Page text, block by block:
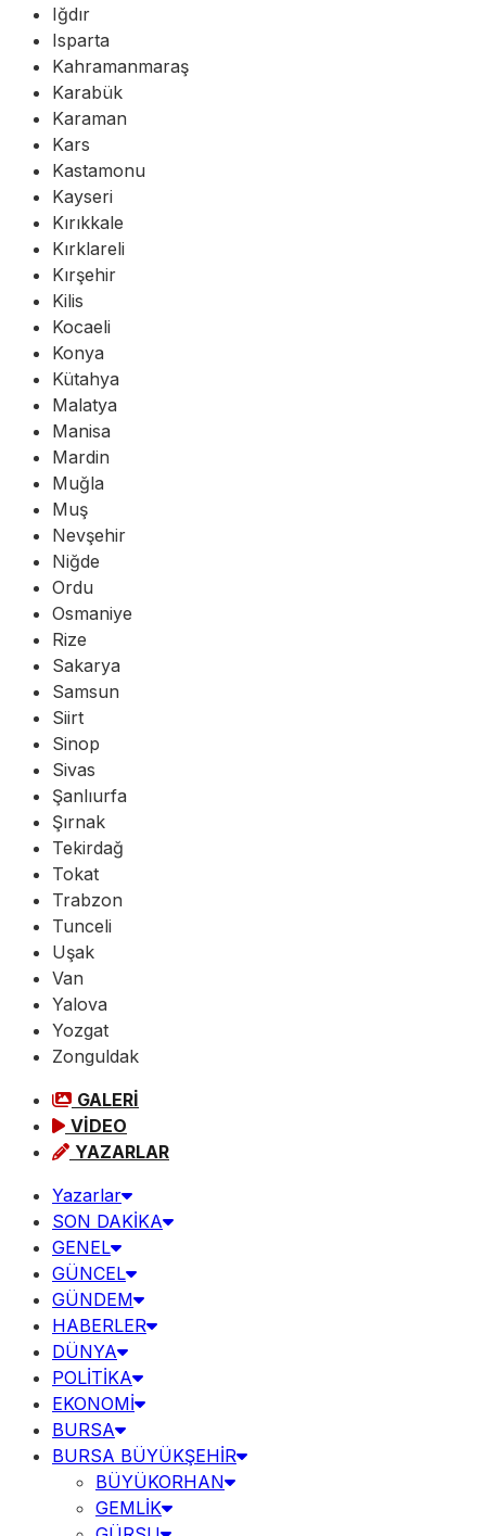
Iğdır
Isparta
Kahramanmaraş
Karabük
Karaman
Kars
Kastamonu
Kayseri
Kırıkkale
Kırklareli
Kırşehir
Kilis
Kocaeli
Konya
Kütahya
Malatya
Manisa
Mardin
Muğla
Muş
Nevşehir
Niğde
Ordu
Osmaniye
Rize
Sakarya
Samsun
Siirt
Sinop
Sivas
Şanlıurfa
Şırnak
Tekirdağ
Tokat
Trabzon
Tunceli
Uşak
Van
Yalova
Yozgat
Zonguldak
GALERİ
VİDEO
YAZARLAR
Yazarlar
SON DAKİKA
GENEL
GÜNCEL
GÜNDEM
HABERLER
DÜNYA
POLİTİKA
EKONOMİ
BURSA
BURSA BÜYÜKŞEHİR
BÜYÜKORHAN
GEMLİK